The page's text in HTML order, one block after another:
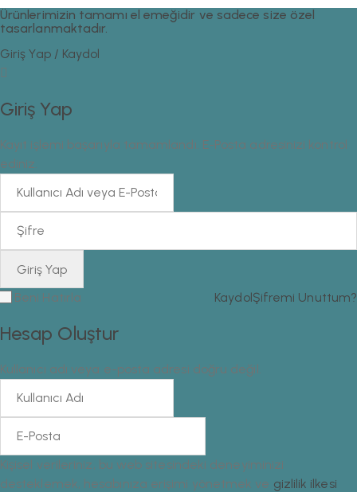
Ürünlerimizin tamamı el emeğidir ve sadece size özel
tasarlanmaktadır.
Giriş Yap / Kaydol
Giriş Yap
Kayıt işlemi başarıyla tamamlandı. E-Posta adresinizi kontrol
ediniz.
Beni Hatırla KaydolŞifremi Unuttum?
Hesap Oluştur
Kullanıcı adı veya e-posta adresi doğru değil.
Kişisel verileriniz, bu web sitesindeki deneyiminizi
desteklemek, hesabınıza erişimi yönetmek ve gizlilik ilkesi